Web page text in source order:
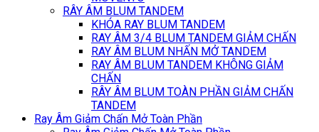
RÂY ÂM BLUM TANDEM
KHÓA RAY BLUM TANDEM
RAY ÂM 3/4 BLUM TANDEM GIẢM CHẤN
RAY ÂM BLUM NHẤN MỞ TANDEM
RAY ÂM BLUM TANDEM KHÔNG GIẢM
CHẤN
RÂY ÂM BLUM TOÀN PHẦN GIẢM CHẤN
TANDEM
Ray Âm Giảm Chấn Mở Toàn Phần